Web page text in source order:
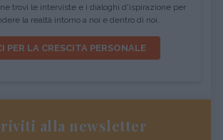
trovi le interviste e i dialoghi d'ispirazione per
la realtà intorno a noi e dentro di noi.
PER LA CRESCITA PERSONALE
alla newsletter